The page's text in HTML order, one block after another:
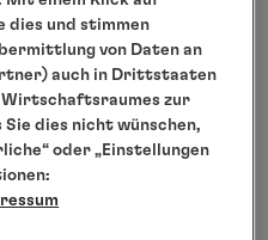
dies und stimmen
von Daten an
auch in Drittstaaten
Wirtschaftsraumes zur
Sie dies nicht wünschen,
oder „Einstellungen